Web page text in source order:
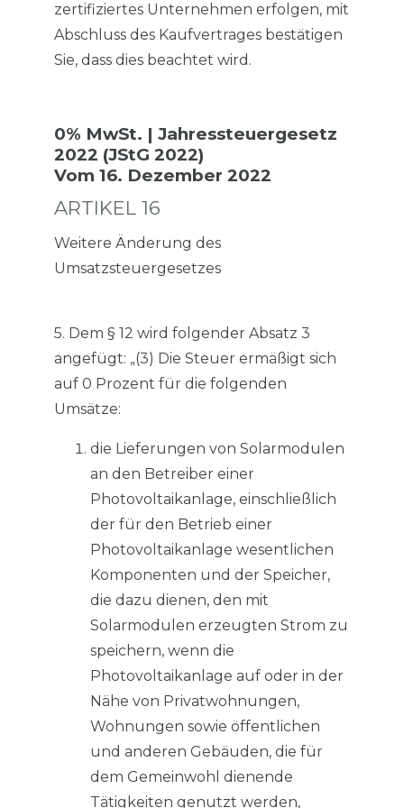
zertifiziertes Unternehmen erfolgen, mit
Abschluss des Kaufvertrages bestätigen
Sie, dass dies beachtet wird.
0% MwSt. | Jahressteuergesetz
2022 (JStG 2022)
Vom 16. Dezember 2022
ARTIKEL 16
Weitere Änderung des
Umsatzsteuergesetzes
5. Dem § 12 wird folgender Absatz 3
angefügt: „(3) Die Steuer ermäßigt sich
auf 0 Prozent für die folgenden
Umsätze:
die Lieferungen von Solarmodulen
an den Betreiber einer
Photovoltaikanlage, einschließlich
der für den Betrieb einer
Photovoltaikanlage wesentlichen
Komponenten und der Speicher,
die dazu dienen, den mit
Solarmodulen erzeugten Strom zu
speichern, wenn die
Photovoltaikanlage auf oder in der
Nähe von Privatwohnungen,
Wohnungen sowie öffentlichen
und anderen Gebäuden, die für
dem Gemeinwohl dienende
Tätigkeiten genutzt werden,